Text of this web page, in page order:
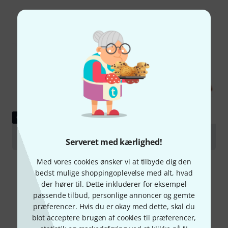
Serveret med kærlighed!
Med vores cookies ønsker vi at tilbyde dig den
bedst mulige shoppingoplevelse med alt, hvad
der hører til. Dette inkluderer for eksempel
passende tilbud, personlige annoncer og gemte
præferencer. Hvis du er okay med dette, skal du
blot acceptere brugen af cookies til præferencer,
GUIDE
Violas
Sammenlign valgmuligheder